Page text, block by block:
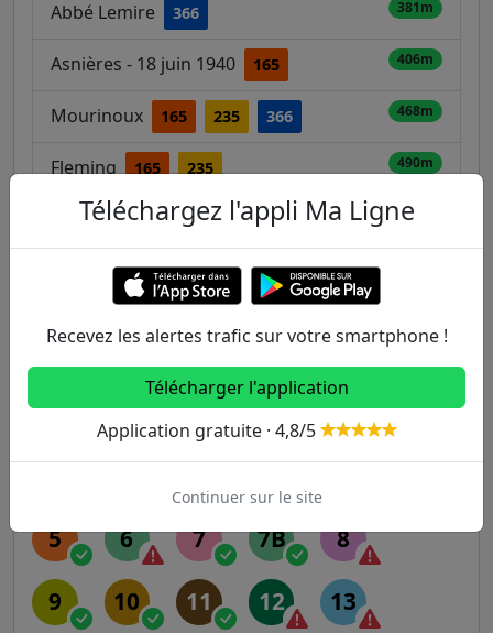
Abbé Lemire 366 381m
Asnières - 18 juin 1940 165 406m
Mourinoux 165 235 366 468m
Fleming 165 235 490m
Patinoire 238 534m
Gramme (Av. d'Argenteuil) 140 165
Autres lignes
5 6 7 7B 8
9 10 11 12 13
Téléchargez l'appli Ma Ligne
Recevez les alertes trafic sur votre smartphone !
Télécharger l'application
Application gratuite · 4,8/5
Continuer sur le site